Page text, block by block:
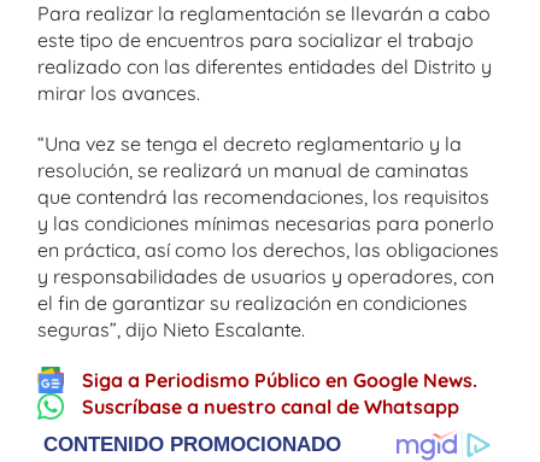
Para realizar la reglamentación se llevarán a cabo
este tipo de encuentros para socializar el trabajo
realizado con las diferentes entidades del Distrito y
mirar los avances.
“Una vez se tenga el decreto reglamentario y la
resolución, se realizará un manual de caminatas
que contendrá las recomendaciones, los requisitos
y las condiciones mínimas necesarias para ponerlo
en práctica, así como los derechos, las obligaciones
y responsabilidades de usuarios y operadores, con
el fin de garantizar su realización en condiciones
seguras”, dijo Nieto Escalante.
Siga a Periodismo Público en Google News.
Suscríbase a nuestro canal de Whatsapp